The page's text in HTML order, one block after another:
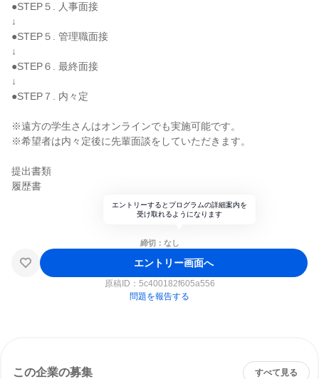
●STEP５. 人事面接
↓
●STEP５. 管理職面接
↓
●STEP６. 最終面接
↓
●STEP７. 内々定
※遠方の学生さんはオンラインでも実施可能です。
※希望者は内々定後に先輩面談をしていただきます。
提出書類
履歴書
エントリーするとプログラムの詳細案内を
受け取れるようになります
締切：なし
エントリー画面へ
原稿ID： 5c400182f605a556
問題を報告する
この企業の募集 すべて見る